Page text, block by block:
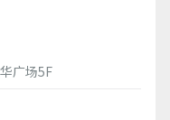
广场5F